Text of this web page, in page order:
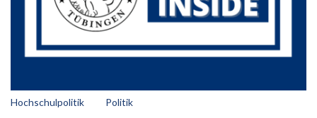
Hochschulpolitik Politik